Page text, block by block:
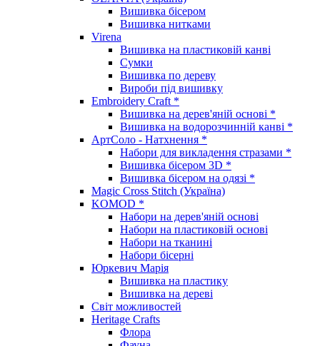
Вишивка бісером
Вишивка нитками
Virena
Вишивка на пластиковій канві
Сумки
Вишивка по дереву
Вироби під вишивку
Embroidery Craft *
Вишивка на дерев'яній основі *
Вишивка на водорозчинній канві *
АртСоло - Натхнення *
Набори для викладення стразами *
Вишивка бісером 3D *
Вишивка бісером на одязі *
Magic Cross Stitch (Україна)
KOMOD *
Набори на дерев'яній основі
Набори на пластиковій основі
Набори на тканині
Набори бісерні
Юркевич Марія
Вишивка на пластику
Вишивка на дереві
Світ можливостей
Heritage Crafts
Флора